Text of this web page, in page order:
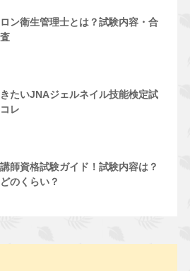
ン衛生管理士とは？試験内容・合
たいJNAジェルネイル技能検定試
レ
師資格試験ガイド！試験内容は？
のくらい？